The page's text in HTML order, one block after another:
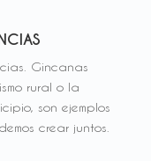
Gincanas
rural o la
son ejemplos
crear juntos.